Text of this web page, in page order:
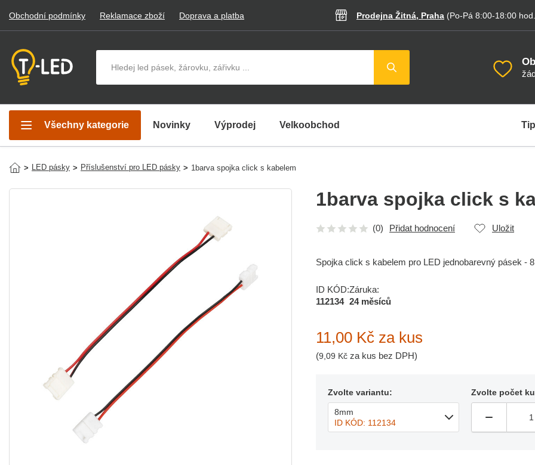
Obchodní podmínky Reklamace zboží Doprava a platba Prodejna Žitná, Praha (Po-Pá 8:00-18:00 hod.
Všechny kategorie Novinky Výprodej Velkoobchod
> LED pásky > Příslušenství pro LED pásky > 1barva spojka click s kabelem
1barva spojka click s
(0) Přidat hodnocení Uložit
Spojka click s kabelem pro LED jednobarevný pásek -
ID KÓD:
112134
Záruka:
24 měsíců
11,00 Kč za kus
(9,09 Kč za kus bez DPH)
Zvolte variantu:
8mm
ID KÓD: 112134
Zvolte počet